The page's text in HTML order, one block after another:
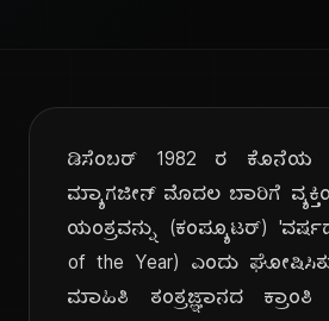
ಡಿಸೆಂಬರ್ 1982 ರ ಕೊನೆಯ
ಮ್ಯಾಗಜೀನ್ ಮೊದಲ ಬಾರಿಗೆ
ಯಂತ್ರವನ್ನು (ಕಂಪ್ಯೂಟರ್) 'ವರ್ಷದ
of the Year) ಎಂದು
ಮಾಹಿತಿ ತಂತ್ರಜ್ಞಾನದ ಕ್ರಾಂತಿ